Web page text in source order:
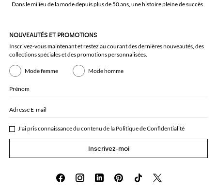
Dans le milieu de la mode depuis plus de 50 ans, une histoire pleine de succès
NOUVEAUTÉS ET PROMOTIONS
Inscrivez-vous maintenant et restez au courant des dernières nouveautés, des
collections spéciales et des promotions personnalisées.
Mode femme Mode homme
Prénom
Adresse E-mail
J'ai pris connaissance du contenu de la Politique de Confidentialité
Inscrivez-moi